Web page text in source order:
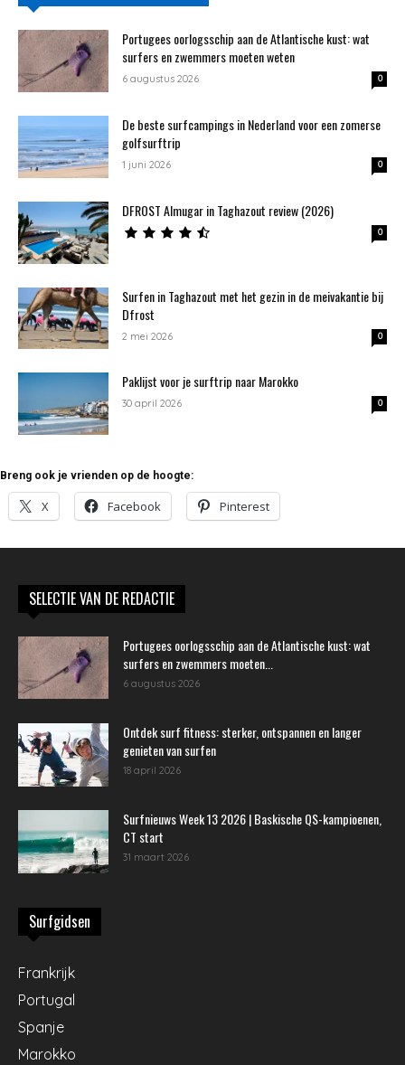
Portugees oorlogsschip aan de Atlantische kust: wat
surfers en zwemmers moeten weten
6 augustus 2026 0
De beste surfcampings in Nederland voor een zomerse
golfsurftrip
1 juni 2026 0
DFROST Almugar in Taghazout review (2026)
0
Surfen in Taghazout met het gezin in de meivakantie bij
Dfrost
2 mei 2026 0
Paklijst voor je surftrip naar Marokko
30 april 2026 0
Breng ook je vrienden op de hoogte:
X Facebook Pinterest
SELECTIE VAN DE REDACTIE
Portugees oorlogsschip aan de Atlantische kust: wat
surfers en zwemmers moeten...
6 augustus 2026
Ontdek surf fitness: sterker, ontspannen en langer
genieten van surfen
18 april 2026
Surfnieuws Week 13 2026 | Baskische QS-kampioenen,
CT start
31 maart 2026
Surfgidsen
Frankrijk
Portugal
Spanje
Marokko